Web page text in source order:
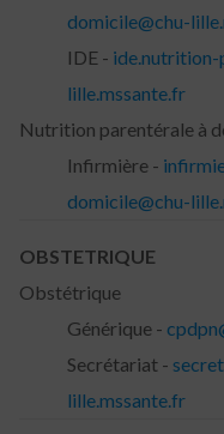
domicile@chu-
IDE - ide.nutrition-
lille.mssante.fr
Nutrition parentérale à
Infirmière -
domicile@chu-
OBSTETRIQUE
Obstétrique
Générique -
Secrétariat -
lille.mssante.fr